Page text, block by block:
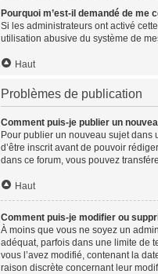
Pourquoi m’est-il demandé de me
Si les administrateurs ont activé
utilisation abusive du système de
Haut
Problèmes de publication
Comment puis-je publier un
Pour publier un nouveau sujet dans
d’être inscrit avant de pouvoir
dans ce forum, vous pouvez
Haut
Comment puis-je modifier ou
À moins que vous ne soyez un
adéquat, parfois dans une limite de
vous l’avez modifié, contenant la
raison discrète concernant leur